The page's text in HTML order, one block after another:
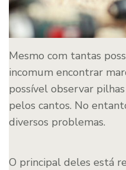
Mesmo com tantas
incomum encontrar
possível observar
pelos cantos. No
diversos problemas.
O principal deles está